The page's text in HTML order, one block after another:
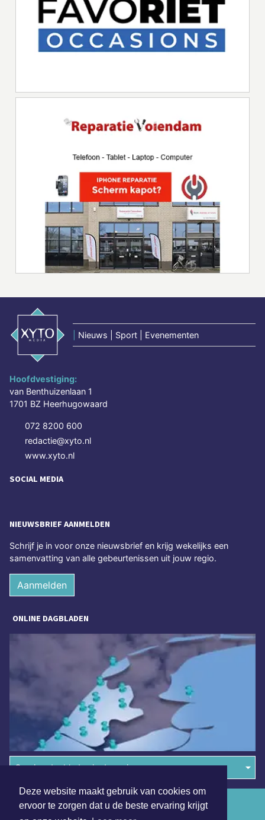
Deze website maakt gebruik van cookies om
ervoor te zorgen dat u de beste ervaring krijgt
Nieuws | Sport | Evenementen
Hoofdvestiging:
van Benthuizenlaan 1
1701 BZ Heerhugowaard
072 8200 600
redactie@xyto.nl
www.xyto.nl
SOCIAL MEDIA
NIEUWSBRIEF AANMELDEN
Schrijf je in voor onze nieuwsbrief en krijg wekelijks een
samenvatting van alle gebeurtenissen uit jouw regio.
Aanmelden
ONLINE DAGBLADEN
Overige dagbladen in de regio
Algemene voorwaarden